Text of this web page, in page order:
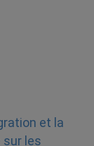
et la
sur les